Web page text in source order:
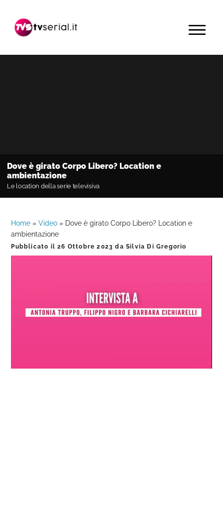
navigazione
contenuto
barra
primaria
MENU
Dove è girato Corpo Libero? Location e
ambientazione
Le location della serie televisiva
Home »Video » Dove è girato Corpo Libero? Location e
ambientazione
Pubblicato il26 Ottobre 2023 daSilvia Di Gregorio
0%
0%